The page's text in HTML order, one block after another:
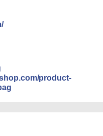
350ml×24本 サントリー ウ
ボール 缶
78g×12個
レギュラー 日清食品 カ
個
人暮らし 二人暮らし スチ
ットテーブル トースト機
product-